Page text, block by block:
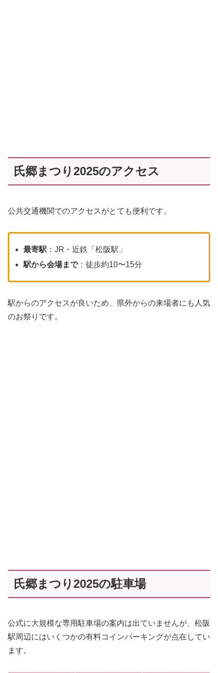
氏郷まつり2025のアクセス
公共交通機関でのアクセスがとても便利です。
最寄駅 ：JR・近鉄「松阪駅」
駅から会場まで：徒歩約10〜15分
駅からのアクセスが良いため、県外からの来場者にも人気
のお祭りです。
氏郷まつり2025の駐車場
公式に大規模な専用駐車場の案内は出ていませんが、松阪
駅周辺にはいくつかの有料コインパーキングが点在してい
ます。